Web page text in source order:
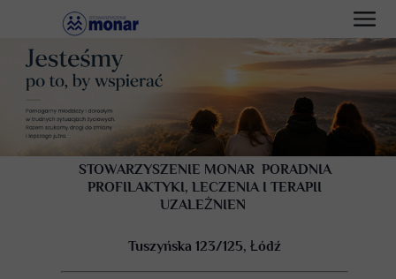
STOWARZYSZENIE MONAR PORADNIA
PROFILAKTYKI, LECZENIA I TERAPII
UZALEŻNIEŃ
Tuszyńska 123/125, Łódź